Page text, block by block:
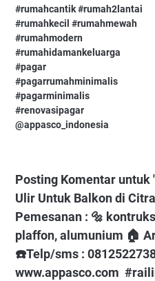
#rumahcantik⁠ #rumah2lantai⁠
#rumahkecil⁠ #rumahmewah⁠
#rumahmodern⁠
#rumahidamankeluarga⁠
#pagar⁠
#pagarrumahminimalis⁠
#pagarminimalis⁠
#renovasipagar⁠ ⁠
@appasco_indonesia
Posting Komentar
Ulir Untuk Balkon di
Pemesanan : 🔩
plaffon, alumunium⁠ 🏠
☎️Telp/sms :
www.appasco.com⁠